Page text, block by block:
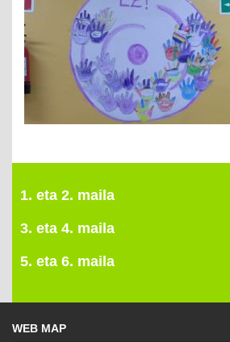
1. eta 2. maila
3. eta 4. maila
5. eta 6. maila
WEB MAP